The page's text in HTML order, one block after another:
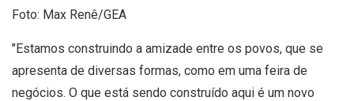
Foto: Max Renê/GEA
"Estamos construindo a amizade entre os povos, que se
apresenta de diversas formas, como em uma feira de
negócios. O que está sendo construído aqui é um novo